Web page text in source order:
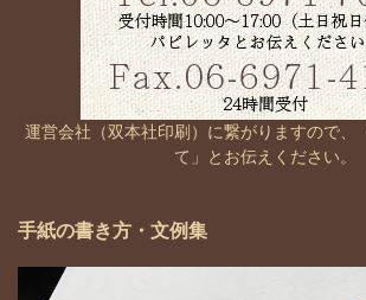
運営会社（双本社印刷）に繋がりますので、
て」とお伝えください。
手紙の書き方・文例集